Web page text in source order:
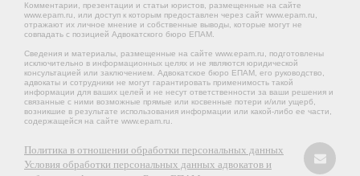
Комментарии, презентации и статьи юристов, размещенные на сайте
www.epam.ru, или доступ к которым предоставлен через сайт www.epam.ru,
отражают их личное мнение и собственные выводы, которые могут не
совпадать с позицией Адвокатского бюро ЕПАМ.
Сведения и материалы, размещенные на сайте www.epam.ru, подготовлены
исключительно в информационных целях и не являются юридической
консультацией или заключением. Адвокатское бюро ЕПАМ, его руководство,
адвокаты и сотрудники не могут гарантировать применимость такой
информации для ваших целей и не несут ответственности за ваши решения и
связанные с ними возможные прямые или косвенные потери и/или ущерб,
возникшие в результате использования информации или какой-либо ее части,
содержащейся на сайте www.epam.ru.
Политика в отношении обработки персональных данных
Условия обработки персональных данных адвокатов и